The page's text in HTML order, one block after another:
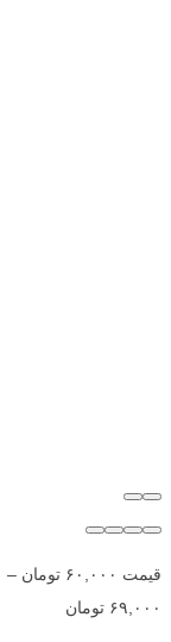
قیمت ۶۰,۰۰۰ تومان –
۶۹,۰۰۰ تومان